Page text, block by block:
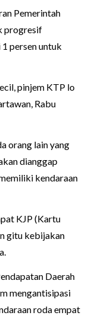
Pemerintah
progresif
persen untuk
pinjem KTP lo
Rabu
orang lain yang
dianggap
kendaraan
KJP (Kartu
gitu kebijakan
Daerah
mengantisipasi
roda empat